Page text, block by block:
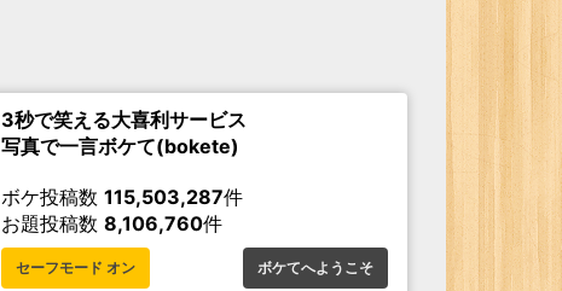
3秒で笑える大喜利サービス
写真で一言ボケて(bokete)
ボケ投稿数 115,503,287件
お題投稿数 8,106,760件
セーフモード オン ボケてへようこそ